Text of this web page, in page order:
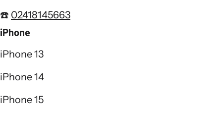
☎️ 02418145663
iPhone
iPhone 13
iPhone 14
iPhone 15